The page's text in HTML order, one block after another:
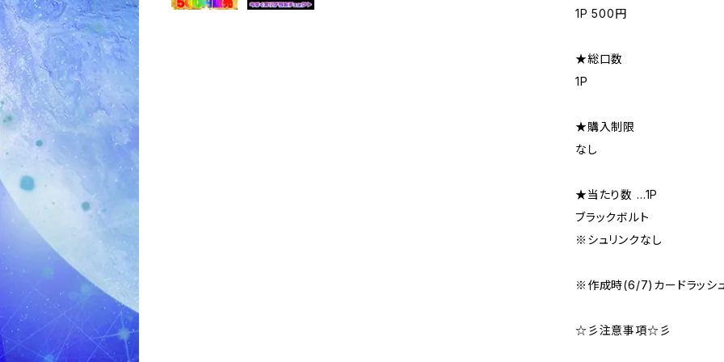
1P 500円
★総口数
1P
★購入制限
なし
★当たり数 …1P
ブラックボルト
※シュリンクなし
※作成時(6/7)カードラッシ
☆彡注意事項☆彡